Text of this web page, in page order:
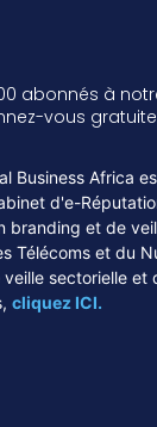
abonnés à
vous
Business Africa
d'e-
branding et de
Télécoms et du
veille sectorielle et
cliquez ICI.